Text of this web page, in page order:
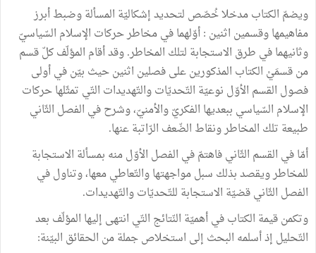
ويضمّ الكتاب مدخلا خُصّص لتحديد إشكاليّة المسألة وضبط أبرز
مفاهيمها وقسمين اثنين : أوّلهما في مخاطر حركات الإسلام السّياسيّ
وثانيهما في طرق الاستجابة لتلك المخاطر. وقد أقام المؤلّف كلّ قسم
من قسمَيْ الكتاب المذكورين على فصلين اثنين حيث بيّن في أولى
فصول القسم الأوّل نوعيّة التّحديّات والتّهديدات التّي تمثّلها حركات
الإسلام السّياسي ببعديها الفكريّ والأمنيّ، وشرح في الفصل الثّاني
طبيعة تلك المخاطر ونقاط الضّعف الرّاتبة عنها.
أمّا في القسم الثّاني فاهتمّ في الفصل الأوّل منه بمسألة الاستجابة
للمخاطر ويقصد بذلك سبل مواجهتها والتّعاطي معها، وتناول في
الفصل الثّاني قضيّة الاستجابة للتّحديّات والتّهديدات.
وتكمن قيمة الكتاب في أهميّة النّتائج التّي انتهى إليها المؤلّف بعد
التّحليل إذ أسلمه البحث إلى استخلاص جملة من الحقائق البيّنة: